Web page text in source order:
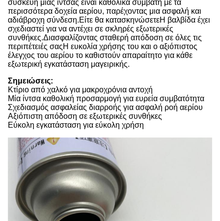
συσκευή μίας ίντσας είναι καθολικά συμβατή με τα
περισσότερα δοχεία αερίου, παρέχοντας μια ασφαλή και
αδιάβροχη σύνδεση.Είτε θα κατασκηνώσετεΗ βαλβίδα έχει
σχεδιαστεί για να αντέχει σε σκληρές εξωτερικές
συνθήκες.Διασφαλίζοντας σταθερή απόδοση σε όλες τις
περιπέτειές σαςΗ ευκολία χρήσης του και ο αξιόπιστος
έλεγχος του αερίου το καθιστούν απαραίτητο για κάθε
εξωτερική εγκατάσταση μαγειρικής.
Σημειώσεις:
Κτίριο από χαλκό για μακροχρόνια αντοχή
Μία ίντσα καθολική προσαρμογή για ευρεία συμβατότητα
Σχεδιασμός ασφαλείας διαρροής για ασφαλή ροή αερίου
Αξιόπιστη απόδοση σε εξωτερικές συνθήκες
Εύκολη εγκατάσταση για εύκολη χρήση